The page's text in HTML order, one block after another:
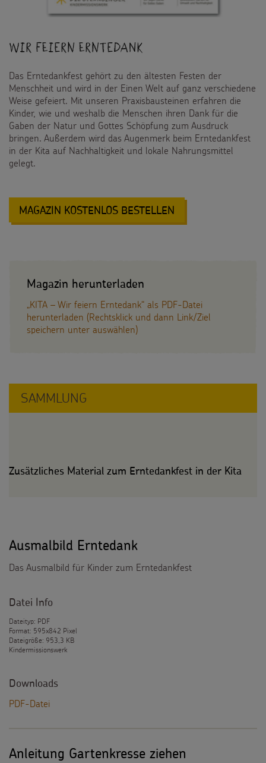
Spendenmöglichkeiten
Spende als Geschenk
Anlassspenden
Zinsen den Kindern
Sternsingerspenden gezielt einsetzen
Testamentsspende
Videos
Sternsinger-Steckbrief
Spiele
Werde Sternsinger!
Kontakt
SHOP SPENDEN
Suche
Suchbegriff
Wir feiern Erntedank
Das Erntedankfest gehört zu den ältesten Festen der
Menschheit und wird in der Einen Welt auf ganz verschiedene
Weise gefeiert. Mit unseren Praxisbausteinen erfahren die
Kinder, wie und weshalb die Menschen ihren Dank für die
Gaben der Natur und Gottes Schöpfung zum Ausdruck
bringen. Außerdem wird das Augenmerk beim Erntedankfest
in der Kita auf Nachhaltigkeit und lokale Nahrungsmittel
gelegt.
MAGAZIN KOSTENLOS BESTELLEN
WIR
Magazin herunterladen
„KITA – Wir feiern Erntedank“ als PDF-Datei
herunterladen (Rechtsklick und dann Link/Ziel
speichern unter auswählen)
SAMMLUNG
Zusätzliches Material zum Erntedankfest in der Kita
Ausmalbild Erntedank
Das Ausmalbild für Kinder zum Erntedankfest
Datei Info
Dateityp: PDF
Format: 595x842 Pixel
Dateigröße: 953,3 KB
Kindermissionswerk
Downloads
PDF-Datei
Anleitung Gartenkresse ziehen